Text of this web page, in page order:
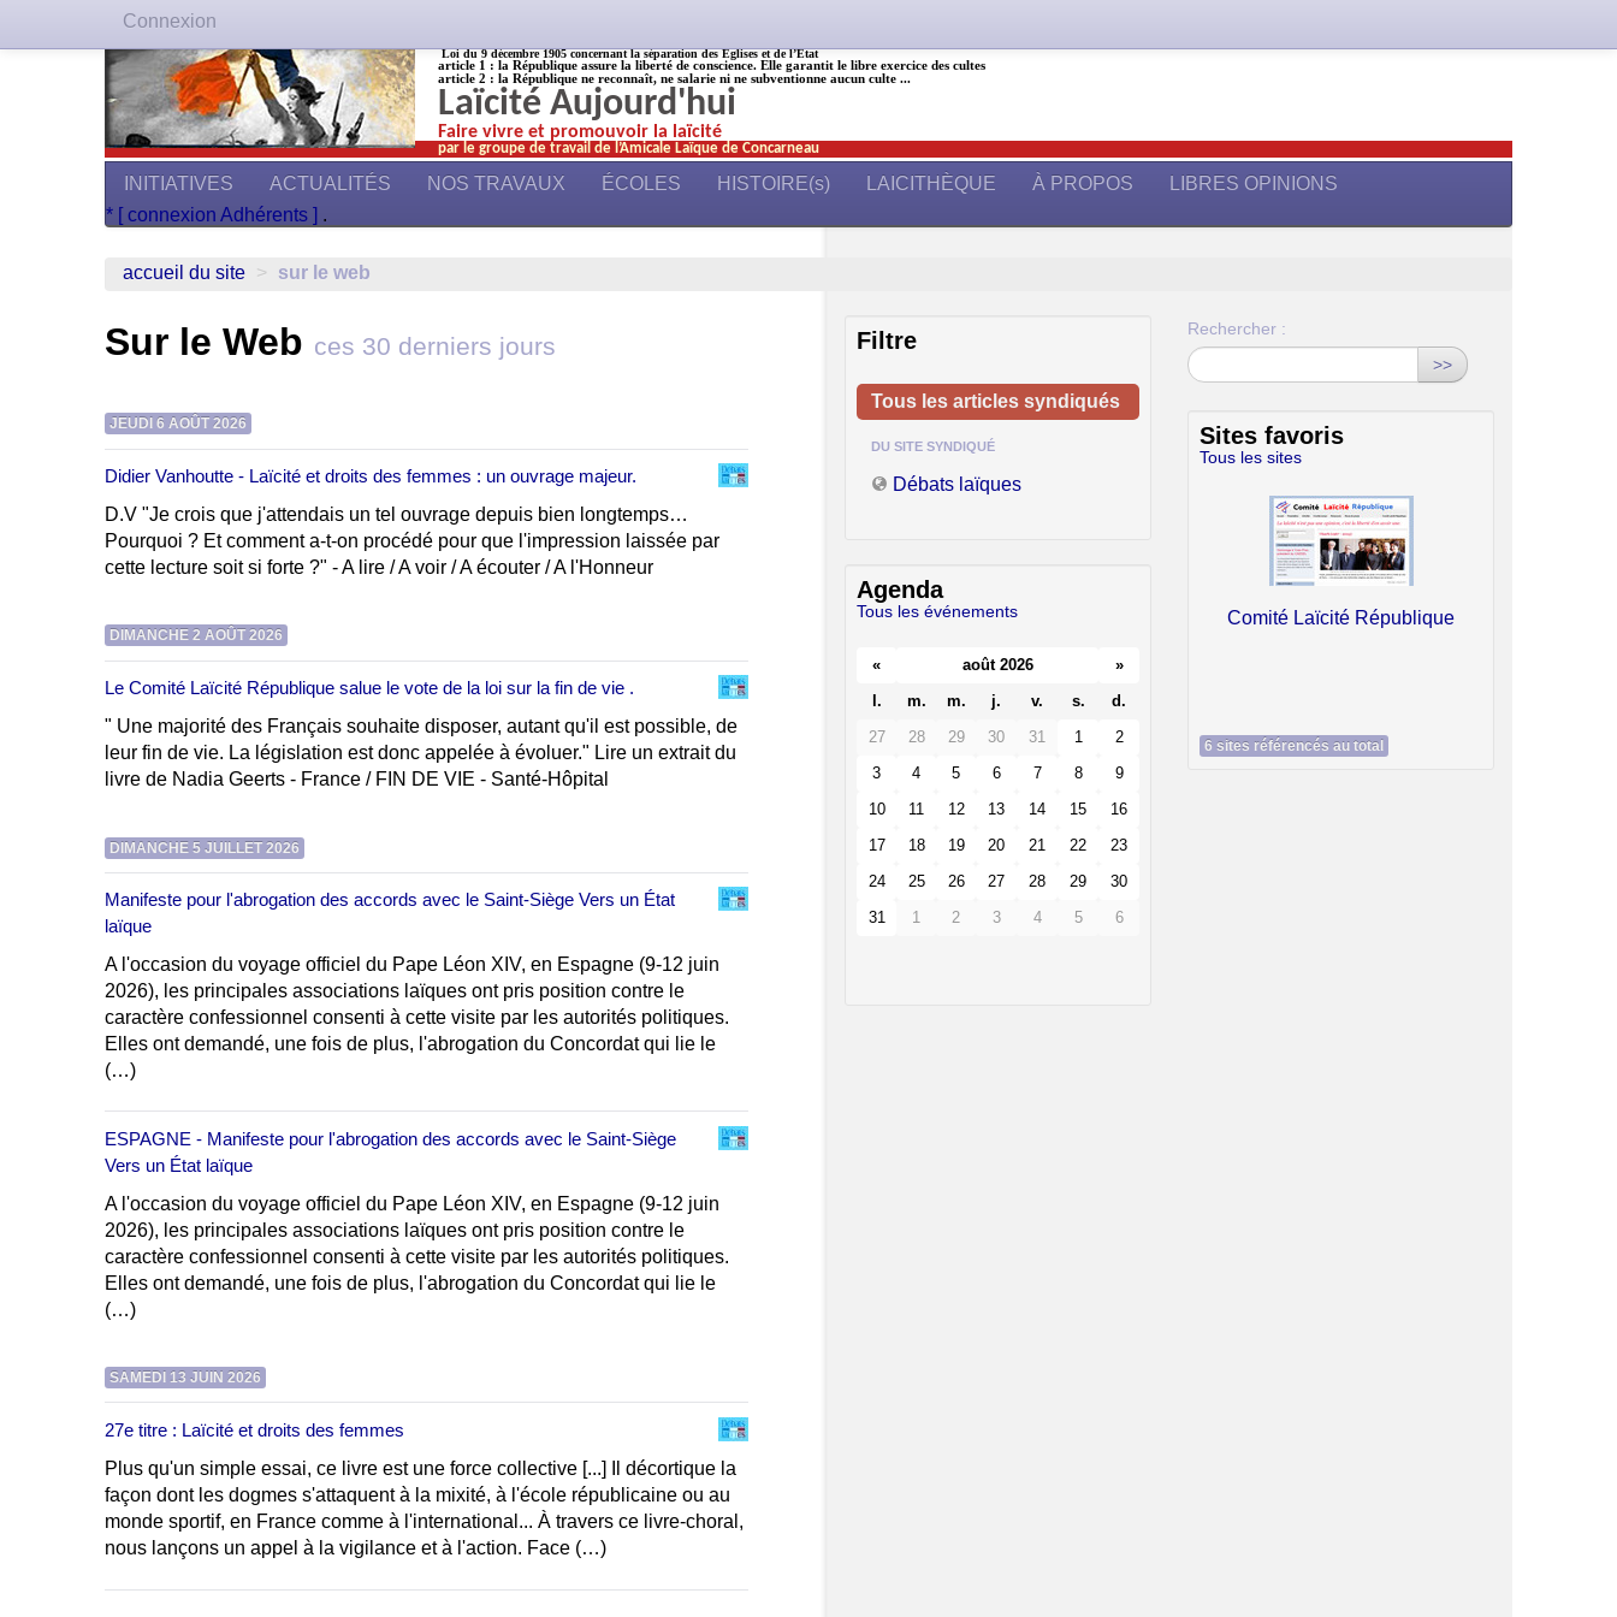
Loi du 9 décembre 1905 concernant la séparation des Églises et de l’État
article 1 : la République assure la liberté de conscience. Elle garantit le libre exercice des cultes
article 2 : la République ne reconnaît, ne salarie ni ne subventionne aucun culte ...
Laïcité Aujourd'hui
Faire vivre et promouvoir la laïcité
par le groupe de travail de l’Amicale Laïque de Concarneau
INITIATIVES ACTUALITÉS NOS TRAVAUX ÉCOLES HISTOIRE(s) LAICITHÈQUE À PROPOS
LIBRES OPINIONS
* [ connexion Adhérents ] .
accueil du site > sur le web
Sur le Web ces 30 derniers jours
JEUDI 6 AOÛT 2026
Didier Vanhoutte - Laïcité et droits des femmes : un ouvrage majeur.
D.V "Je crois que j'attendais un tel ouvrage depuis bien longtemps…
Pourquoi ? Et comment a-t-on procédé pour que l'impression laissée par
cette lecture soit si forte ?" - A lire / A voir / A écouter / A l'Honneur
DIMANCHE 2 AOÛT 2026
Le Comité Laïcité République salue le vote de la loi sur la fin de vie .
" Une majorité des Français souhaite disposer, autant qu'il est possible, de
leur fin de vie. La législation est donc appelée à évoluer." Lire un extrait du
livre de Nadia Geerts - France / FIN DE VIE - Santé-Hôpital
DIMANCHE 5 JUILLET 2026
Manifeste pour l'abrogation des accords avec le Saint-Siège Vers un État
laïque
A l'occasion du voyage officiel du Pape Léon XIV, en Espagne (9-12 juin
2026), les principales associations laïques ont pris position contre le
caractère confessionnel consenti à cette visite par les autorités politiques.
Elles ont demandé, une fois de plus, l'abrogation du Concordat qui lie le
(…)
ESPAGNE - Manifeste pour l'abrogation des accords avec le Saint-Siège
Vers un État laïque
A l'occasion du voyage officiel du Pape Léon XIV, en Espagne (9-12 juin
2026), les principales associations laïques ont pris position contre le
caractère confessionnel consenti à cette visite par les autorités politiques.
Elles ont demandé, une fois de plus, l'abrogation du Concordat qui lie le
(…)
SAMEDI 13 JUIN 2026
27e titre : Laïcité et droits des femmes
Plus qu'un simple essai, ce livre est une force collective [...] Il décortique la
façon dont les dogmes s'attaquent à la mixité, à l'école républicaine ou au
monde sportif, en France comme à l'international... À travers ce livre-choral,
nous lançons un appel à la vigilance et à l'action. Face (…)
Filtre
Tous les articles syndiqués
DU SITE SYNDIQUÉ
Débats laïques
Agenda
Tous les événements
« août 2026
»
l.
m. m. j. v. s.
d.
27
28 29 30 31 1
2
3
4 5 6 7 8
9
10
11 12 13 14 15
16
17
18 19 20 21 22
23
24
25 26 27 28 29
30
31
1 2 3 4 5 6
Rechercher :
>>
Sites favoris
Tous les sites
Comité Laïcité République
6 sites référencés au total
Connexion